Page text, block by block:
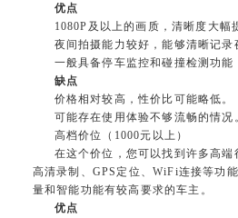
优点
1080P及以上的画质，清晰度大幅
夜间拍摄能力较好，能够清晰记录
一般具备停车监控和碰撞检测功能
缺点
价格相对较高，性价比可能略低。
可能存在使用体验不够流畅的情况
高档价位（1000元以上）
在这个价位，您可以找到许多高
高清录制、GPS定位、WiFi连接等功
量和智能功能有较高要求的车主。
优点